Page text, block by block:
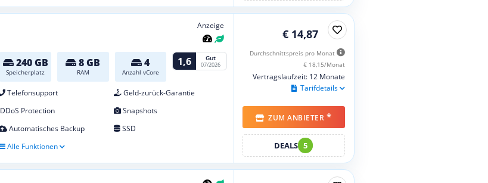
Anzeige
240 GB
Speicherplatz
8 GB
RAM
4
Anzahl vCore
1,6 Gut
07/2026
Telefonsupport
Geld-zurück-Garantie
DDoS Protection
Snapshots
Automatisches Backup
SSD
Alle Funktionen
€ 14,87
Durchschnittspreis pro Monat
€ 18,15/Monat
Vertragslaufzeit: 12 Monate
Tarifdetails
ZUM ANBIETER *
DEALS 5